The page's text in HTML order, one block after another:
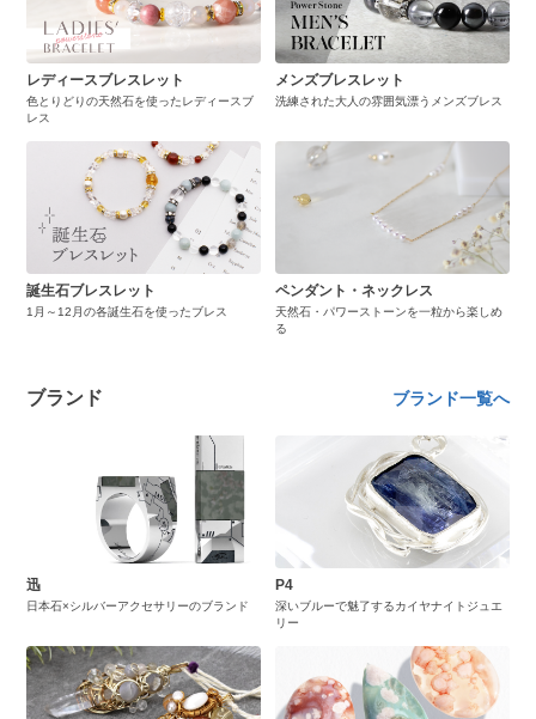
レディースブレスレット
色とりどりの天然石を使ったレディースブ
レス
メンズブレスレット
洗練された大人の雰囲気漂うメンズブレス
誕生石ブレスレット
1月～12月の各誕生石を使ったブレス
ペンダント・ネックレス
天然石・パワーストーンを一粒から楽しめ
る
ブランド ブランド一覧へ
迅
日本石×シルバーアクセサリーのブランド
P4
深いブルーで魅了するカイヤナイトジュエ
リー